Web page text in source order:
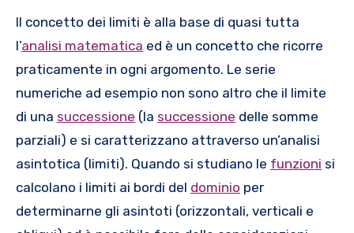
Il concetto dei limiti è alla base di quasi tutta
l’analisi matematica ed è un concetto che ricorre
praticamente in ogni argomento. Le serie
numeriche ad esempio non sono altro che il limite
di una successione (la successione delle somme
parziali) e si caratterizzano attraverso un’analisi
asintotica (limiti). Quando si studiano le funzioni si
calcolano i limiti ai bordi del dominio per
determinarne gli asintoti (orizzontali, verticali e